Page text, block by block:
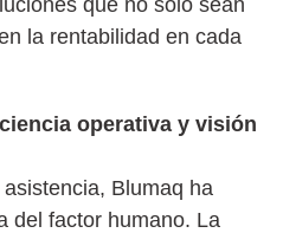
la rentabilidad en cada
operativa y visión
Blumaq ha
del factor humano. La